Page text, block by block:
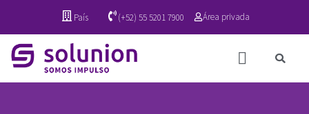
País (+52) 55 5201 7900 Área privada